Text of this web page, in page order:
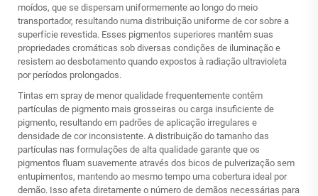
moídos, que se dispersam uniformemente ao longo do meio
transportador, resultando numa distribuição uniforme de cor sobre a
superfície revestida. Esses pigmentos superiores mantêm suas
propriedades cromáticas sob diversas condições de iluminação e
resistem ao desbotamento quando expostos à radiação ultravioleta
por períodos prolongados.
Tintas em spray de menor qualidade frequentemente contêm
partículas de pigmento mais grosseiras ou carga insuficiente de
pigmento, resultando em padrões de aplicação irregulares e
densidade de cor inconsistente. A distribuição do tamanho das
partículas nas formulações de alta qualidade garante que os
pigmentos fluam suavemente através dos bicos de pulverização sem
entupimentos, mantendo ao mesmo tempo uma cobertura ideal por
demão. Isso afeta diretamente o número de demãos necessárias para